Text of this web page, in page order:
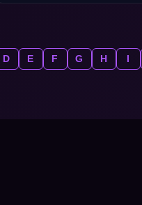
D E F G H I